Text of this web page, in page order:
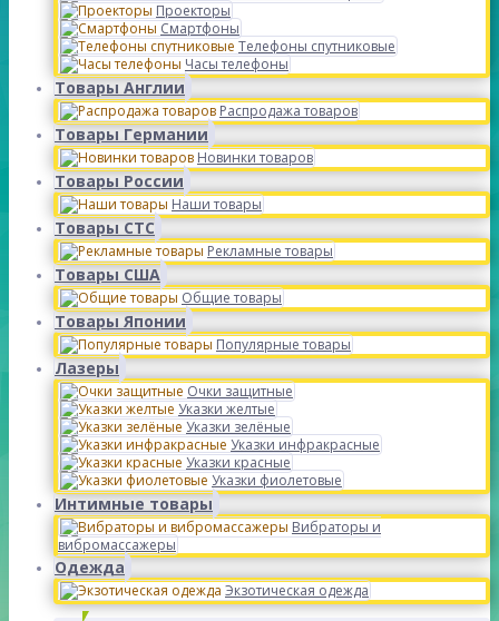
Проекторы
Смартфоны
Телефоны спутниковые
Часы телефоны
Товары Англии
Распродажа товаров
Товары Германии
Новинки товаров
Товары России
Наши товары
Товары СТС
Рекламные товары
Товары США
Общие товары
Товары Японии
Популярные товары
Лазеры
Очки защитные
Указки желтые
Указки зелёные
Указки инфракрасные
Указки красные
Указки фиолетовые
Интимные товары
Вибраторы и
вибромассажеры
Одежда
Экзотическая одежда